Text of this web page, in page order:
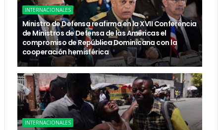
INTERNACIONALES
Ministro de Defensa reafirma en la XVII Conferencia
de Ministros de Defensa de las Américas el
compromiso de República Dominicana con la
cooperación hemisférica
INTERNACIONALES